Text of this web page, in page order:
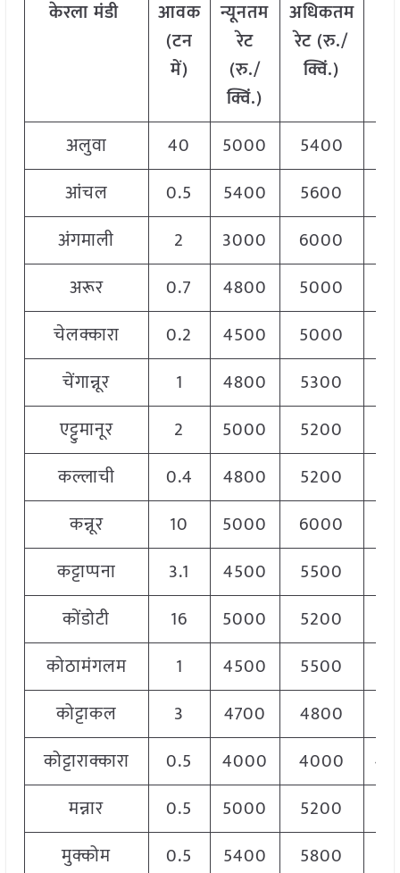
केरलामंडी
आवक
(टन
में)
न्यूनतम
रेट
(रु./
क्विं.)
अधिकतम
रेट (रु./
क्विं.)
अलुवा
40 5000 5400
आंचल
0.5 5400 5600
अंगमाली
2 3000 6000
अरूर
0.7 4800 5000
चेलक्कारा
0.2 4500 5000
चेंगान्नूर
1 4800 5300
एट्टुमानूर
2 5000 5200
कल्लाची
0.4 4800 5200
कन्नूर
10 5000 6000
कट्टाप्पना
3.1 4500 5500
कोंडोटी
16 5000 5200
कोठामंगलम
1 4500 5500
कोट्टाकल
3 4700 4800
कोट्टाराक्कारा
0.5 4000 4000
मन्नार
0.5 5000 5200
मुक्कोम
0.5 5400 5800